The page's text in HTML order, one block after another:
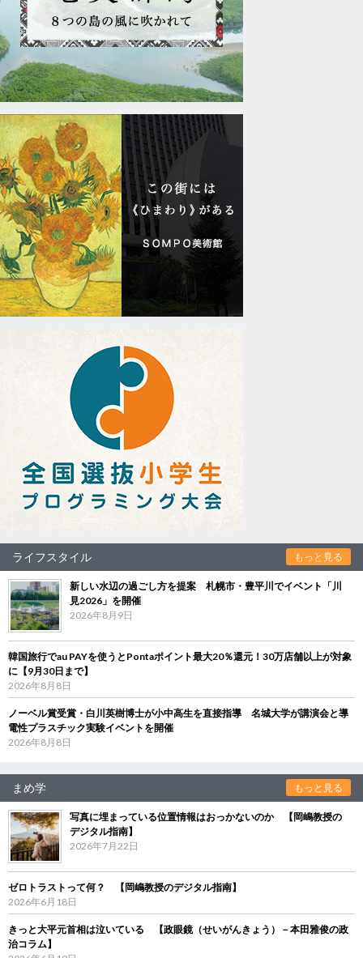
ライフスタイル もっと見る
新しい水辺の過ごし方を提案 札幌市・豊平川でイベント「川
見2026」を開催
2026年8月9日
韓国旅行でau PAYを使うとPontaポイント最大20％還元！30万店舗以上が対象
に【9月30日まで】
2026年8月8日
ノーベル賞受賞・白川英樹博士が小中高生を直接指導 名城大学が講演会と導
電性プラスチック実験イベントを開催
2026年8月8日
まめ学 もっと見る
写真に埋まっている位置情報はおっかないのか 【岡嶋教授の
デジタル指南】
2026年7月22日
ゼロトラストって何？ 【岡嶋教授のデジタル指南】
2026年6月18日
きっと大平元首相は泣いている 【政眼鏡（せいがんきょう）－本田雅俊の政
治コラム】